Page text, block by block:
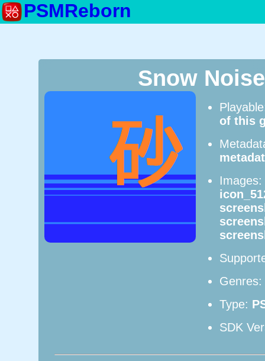
PSMReborn
Snow
of this
Images:
Genres:
Type:
SDK